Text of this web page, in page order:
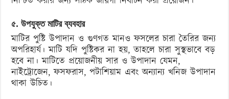
৫. উপযুক্ত মাটির ব্যবহার
মাটির পুষ্টি উপাদান ও গুণগত মানও ফসলের চারা তৈরির জন্য
অপরিহার্য। মাটি যদি পুষ্টিকর না হয়, তাহলে চারা সুস্থভাবে বড়
হবে না। মাটিতে প্রয়োজনীয় সার ও উপাদান যেমন,
নাইট্রোজেন, ফসফরাস, পটাশিয়াম এবং অন্যান্য খনিজ উপাদান
থাকা উচিত।